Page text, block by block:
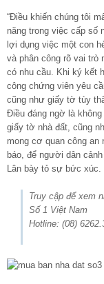
“Điều khiến chúng tôi
năng trong việc cấp số
lợi dụng việc một con
và phân công rõ vai trò
có nhu cầu. Khi ký kết
công chứng viên yêu
cũng như giấy tờ tùy
Điều đáng ngờ là
giấy tờ nhà đất, cũng
mong cơ quan công an
báo, để người dân
Lân bày tỏ sự bức xúc.
Truy cập để xem
Số 1 Việt Nam
Hotline: (08)